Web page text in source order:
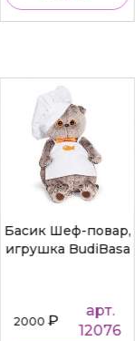
Басик Шеф-повар,
игрушка BudiBasa
2000₽
арт.
12076